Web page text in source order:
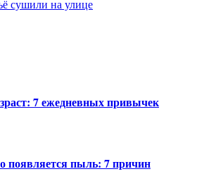
сушили на улице
7 ежедневных привычек
появляется пыль: 7 причин